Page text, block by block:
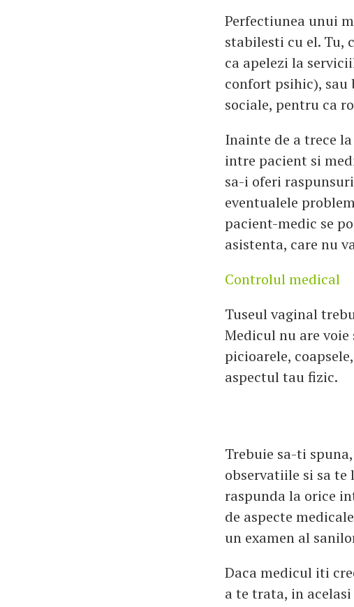
Perfectiunea unui
stabilesti cu el. Tu,
ca apelezi la
confort psihic),
sociale, pentru ca
Inainte de a trece
intre pacient si
sa-i oferi
eventualele
pacient-medic se
asistenta, care nu
Controlul medical
Tuseul vaginal
Medicul nu are
picioarele,
aspectul tau fizic.
Trebuie sa-ti
observatiile si sa te
raspunda la orice
de aspecte
un examen al
Daca medicul iti
a te trata, in